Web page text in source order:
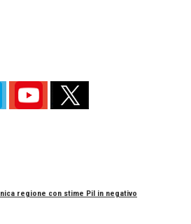
regione con stime Pil in negativo